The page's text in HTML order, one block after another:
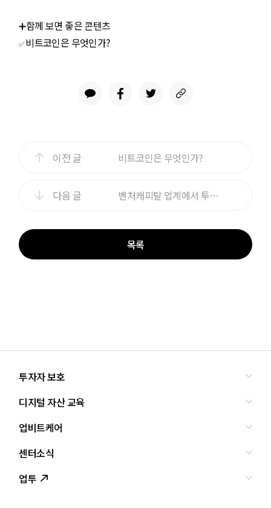
➕함께 보면 좋은 콘텐츠
✅비트코인은 무엇인가?
이전 글 비트코인은 무엇인가?
다음 글 벤처캐피탈 업계에서 투자하는 디지털 자산
목록
투자자 보호
올바른 투자란?
투자사기 유형과 예방
업비트 보호조치
디지털 자산 교육
교육
조사·연구
업비트케어
서비스안내
서비스신청
센터소식
인사말
업투